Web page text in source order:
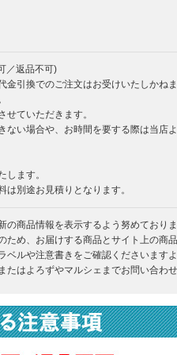
／返品不可)
金引換でのご注文はお受けいたしかねま
せていただきます。
ない場合や、お時間を要する際は当店
します。
は別途お見積りとなります。
の商品情報を表示するよう努めており
め、お届けする商品とサイト上の商
ベルや注意書きをご確認くださいます
はよろずやマルシェまでお問い合わせ